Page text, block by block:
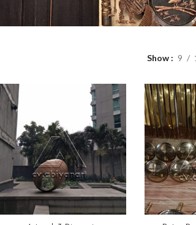
Show 9